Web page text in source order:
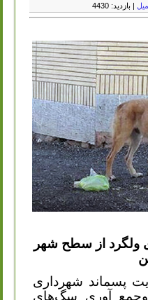
| بازدید: 4430
از سطح شهر
پسماند شهرداری
وجمع آوری سگ‌های